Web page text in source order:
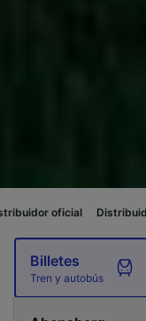
Distribuidor oficial
Billetes
Tren y autobús